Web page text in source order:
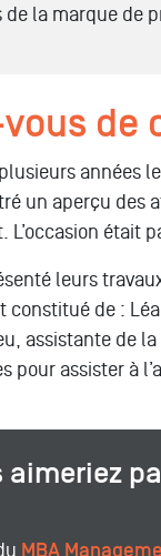
la marque de
de
années
un aperçu
L’occasion était
leurs
constitué de :
assistante de
pour assister à
aimeriez
MBA